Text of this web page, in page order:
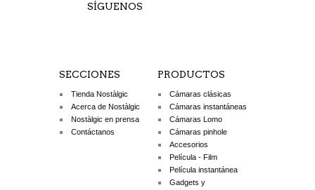
SÍGUENOS
SECCIONES
Tienda Nostàlgic
Acerca de Nostàlgic
Nostàlgic en prensa
Contáctanos
PRODUCTOS
Cámaras clásicas
Cámaras instantáneas
Cámaras Lomo
Cámaras pinhole
Accesorios
Película - Film
Película instantánea
Gadgets y